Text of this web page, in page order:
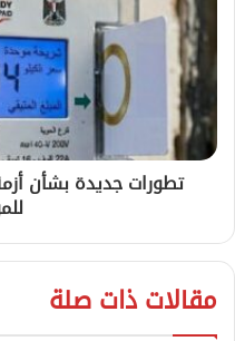
تطورات جديدة بشأن
مقالات ذات صلة